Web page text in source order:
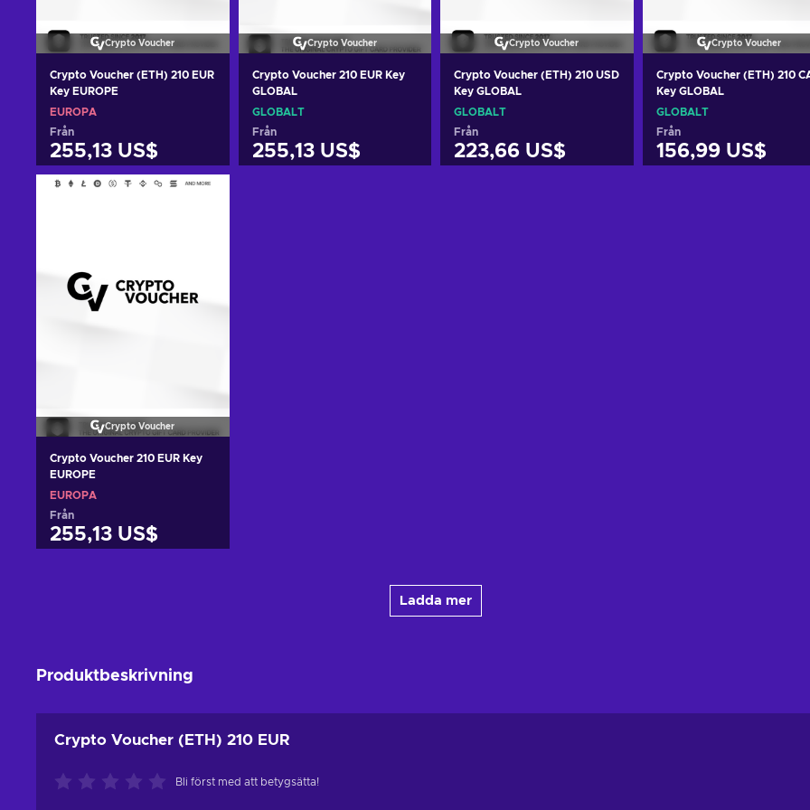
Crypto Voucher
Crypto Voucher (ETH) 210 EUR
Key EUROPE
EUROPA
Från
255,13 US$
Lägg till i varukorgen
Crypto Voucher
Crypto Voucher 210 EUR Key
GLOBAL
GLOBALT
Från
255,13 US$
Crypto Voucher
Crypto Voucher (ETH) 210 USD
Key GLOBAL
GLOBALT
Från
223,66 US$
Crypto Voucher
Crypto Voucher (ETH) 210
Key GLOBAL
GLOBALT
Från
156,99 US$
Crypto Voucher
Crypto Voucher 210 EUR Key
EUROPE
EUROPA
Från
255,13 US$
Ladda mer
Produktbeskrivning
Crypto Voucher (ETH) 210 EUR
Bli först med att betygsätta!